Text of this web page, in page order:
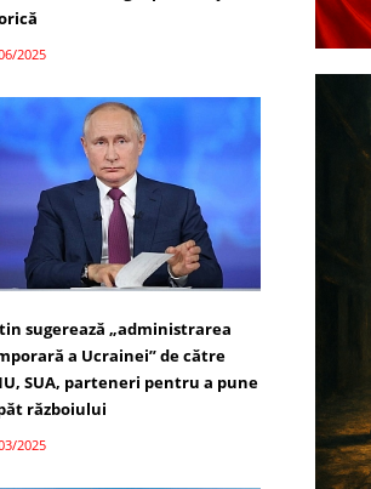
2025
sugerează „administrarea
a Ucrainei” de către
SUA, parteneri pentru a pune
războiului
2025